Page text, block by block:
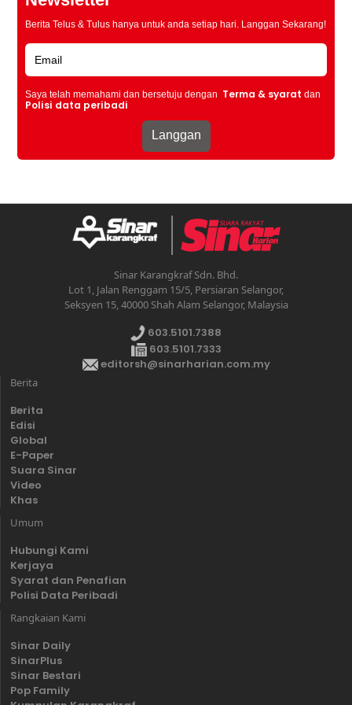
Berita Telus & Tulus hanya untuk anda setiap hari. Langgan Sekarang!
Saya telah memahami dan bersetuju dengan Terma & syarat dan
Polisi data peribadi
Sinar Karangkraf Sdn. Bhd.
Lot 1, Jalan Renggam 15/5, Persiaran Selangor,
Seksyen 15, 40000 Shah Alam Selangor, Malaysia
603.5101.7388
603.5101.7333
editorsh@sinarharian.com.my
Berita
Berita
Edisi
Global
E-Paper
Suara Sinar
Video
Khas
Umum
Hubungi Kami
Kerjaya
Syarat dan Penafian
Polisi Data Peribadi
Rangkaian Kami
Sinar Daily
SinarPlus
Sinar Bestari
Pop Family